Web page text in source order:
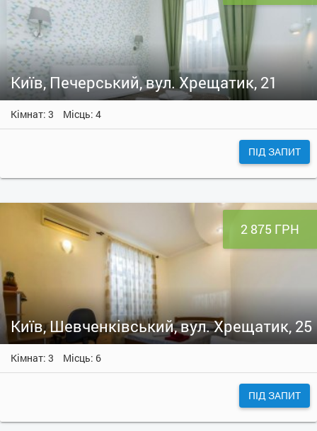
Київ, Печерський, вул. Хрещатик, 21
Кімнат: 3 Місць: 4
ПІД ЗАПИТ
2 875 ГРН
Київ, Шевченківський, вул. Хрещатик, 25
Кімнат: 3 Місць: 6
ПІД ЗАПИТ